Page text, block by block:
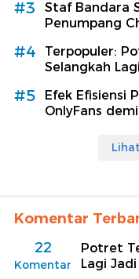
#3
Staf Bandara
Penumpang
#4
Terpopuler:
Selangkah
#5
Efek Efisiensi
OnlyFans
Komentar
22
Komentar
Potret
Lagi